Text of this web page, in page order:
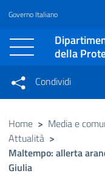
Vai al contenuto
Raggiungi il piè di pagina
Governo Italiano
della
Condividi
Condividi sui social
Home > Media e
Attualità >
Maltempo: allerta
Giulia